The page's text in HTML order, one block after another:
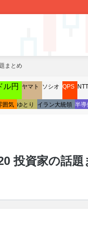
まとめ
ル円 ヤマト ソシオ QPS NTT
囲気 ゆとり イラン大統領 半導
投資家の話題